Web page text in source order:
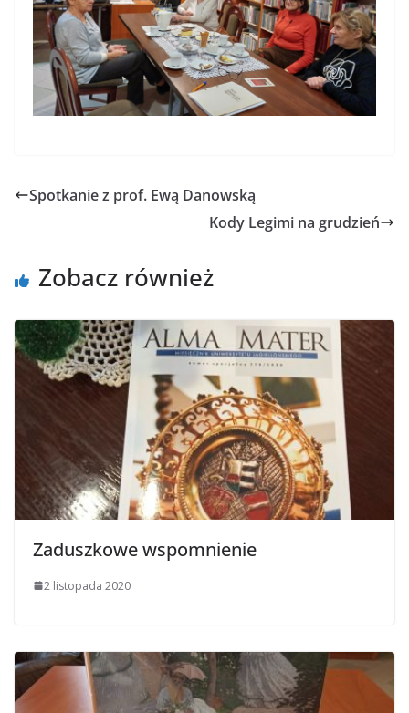
Spotkanie z prof. Ewą Danowską
Kody Legimi na grudzień
Zobacz również
Zaduszkowe wspomnienie
2 listopada 2020